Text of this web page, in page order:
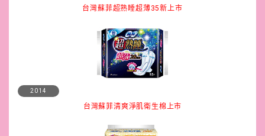
台灣蘇菲超熟睡超薄35新上市
2014
台灣蘇菲清爽淨肌衛生棉上市